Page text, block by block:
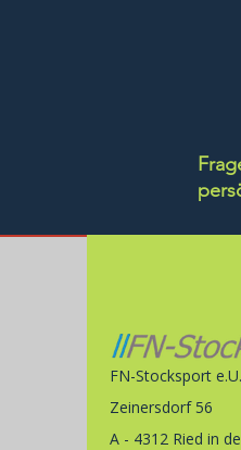
FN-Stocksport e.U.
Zeinersdorf 56
A - 4312 Ried in